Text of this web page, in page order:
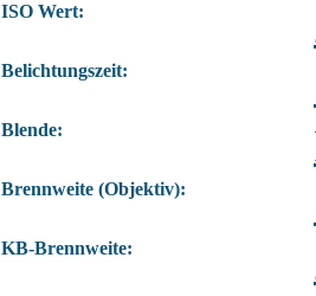
ISO Wert:
Belichtungszeit:
Blende:
Brennweite (Objektiv):
KB-Brennweite: